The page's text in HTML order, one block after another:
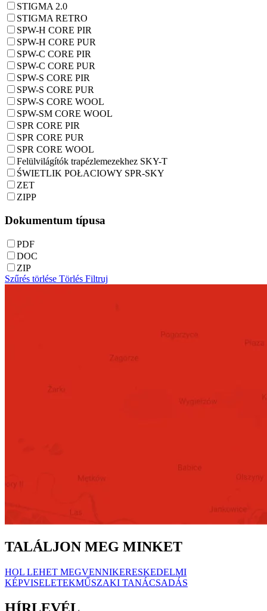
STIGMA 2.0
STIGMA RETRO
SPW-H CORE PIR
SPW-H CORE PUR
SPW-C CORE PIR
SPW-C CORE PUR
SPW-S CORE PIR
SPW-S CORE PUR
SPW-S CORE WOOL
SPW-SM CORE WOOL
SPR CORE PIR
SPR CORE PUR
SPR CORE WOOL
Felülvilágítók trapézlemezekhez SKY-T
ŚWIETLIK POŁACIOWY SPR-SKY
ZET
ZIPP
Dokumentum típusa
PDF
DOC
ZIP
Szűrés törlése Törlés Filtruj
TALÁLJON MEG MINKET
HOL LEHET MEGVENNIKERESKEDELMI
KÉPVISELETEKMŰSZAKI TANÁCSADÁS